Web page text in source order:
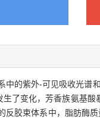
中的紫外-可见吸收光谱
了变化，芳香族氨基
反胶束体系中，脂肪酶